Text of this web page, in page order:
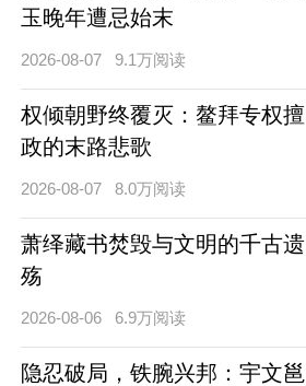
玉晚年遭忌始末
2026-08-07 9.1万阅读
权倾朝野终覆灭：鳌拜专权擅
政的末路悲歌
2026-08-07 8.0万阅读
萧绎藏书焚毁与文明的千古遗
殇
2026-08-06 6.9万阅读
隐忍破局，铁腕兴邦：宇文邕